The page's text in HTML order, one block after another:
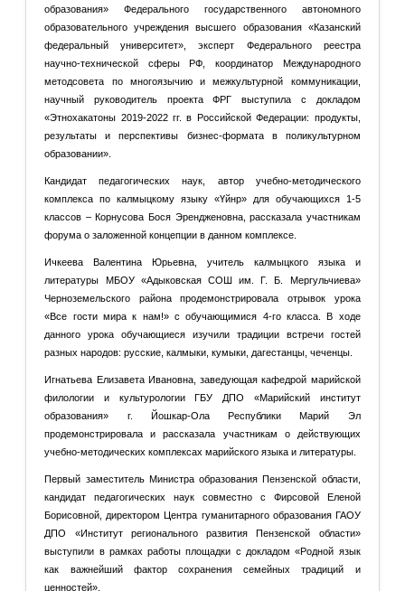
образования» Федерального государственного автономного
образовательного учреждения высшего образования «Казанский
федеральный университет», эксперт Федерального реестра
научно-технической сферы РФ, координатор Международного
методсовета по многоязычию и межкультурной коммуникации,
научный руководитель проекта ФРГ выступила с докладом
«Этнохакатоны 2019-2022 гг. в Российской Федерации: продукты,
результаты и перспективы бизнес-формата в поликультурном
образовании».
Кандидат педагогических наук, автор учебно-методического
комплекса по калмыцкому языку «Үйнр» для обучающихся 1-5
классов – Корнусова Бося Эрендженовна, рассказала участникам
форума о заложенной концепции в данном комплексе.
Ичкеева Валентина Юрьевна, учитель калмыцкого языка и
литературы МБОУ «Адыковская СОШ им. Г. Б. Мергульчиева»
Черноземельского района продемонстрировала отрывок урока
«Все гости мира к нам!» с обучающимися 4-го класса. В ходе
данного урока обучающиеся изучили традиции встречи гостей
разных народов: русские, калмыки, кумыки, дагестанцы, чеченцы.
Игнатьева Елизавета Ивановна, заведующая кафедрой марийской
филологии и культурологии ГБУ ДПО «Марийский институт
образования» г. Йошкар-Ола Республики Марий Эл
продемонстрировала и рассказала участникам о действующих
учебно-методических комплексах марийского языка и литературы.
Первый заместитель Министра образования Пензенской области,
кандидат педагогических наук совместно с Фирсовой Еленой
Борисовной, директором Центра гуманитарного образования ГАОУ
ДПО «Институт регионального развития Пензенской области»
выступили в рамках работы площадки с докладом «Родной язык
как важнейший фактор сохранения семейных традиций и
ценностей».